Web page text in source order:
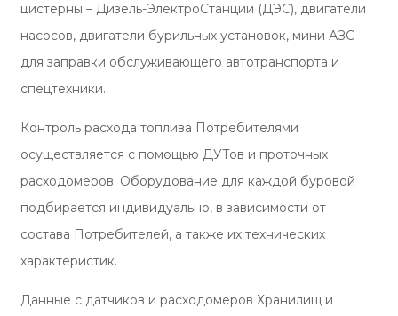
цистерны – Дизель-ЭлектроСтанции (ДЭС), двигатели
насосов, двигатели бурильных установок, мини АЗС
для заправки обслуживающего автотранспорта и
спецтехники.
Контроль расхода топлива Потребителями
осуществляется с помощью ДУТов и проточных
расходомеров. Оборудование для каждой буровой
подбирается индивидуально, в зависимости от
состава Потребителей, а также их технических
характеристик.
Данные с датчиков и расходомеров Хранилищ и